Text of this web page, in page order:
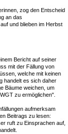
zog den Entscheid
an das
und blieben im Herbst
Bericht auf seiner
mit der Fällung von
welche mit keinen
handelt es sich daher
Bäume weichen, um
zu ermöglichen".
aufmerksam
Beitrags zu lesen:
ruft zu Einsprachen auf,